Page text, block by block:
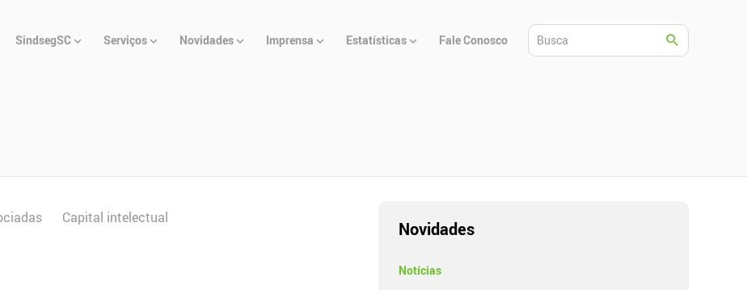
Principal
SindsegSC Serviços Novidades Imprensa Estatísticas Fale Conosco
Capital intelectual
Novidades
Notícias